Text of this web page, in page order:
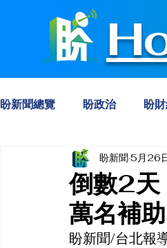
盼新聞總覽 盼政治 盼
倒數2天
萬名補
盼新聞5月26
盼新聞/台北報